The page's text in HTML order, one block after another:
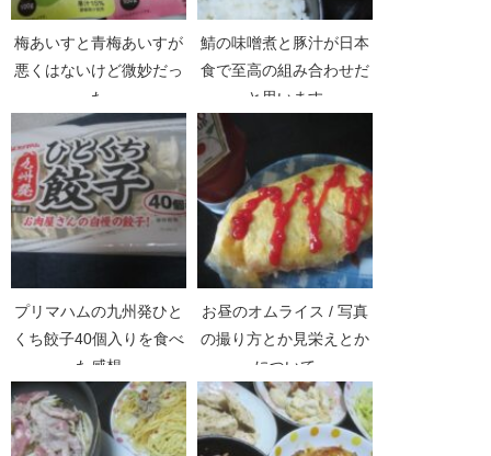
梅あいすと青梅あいすが
悪くはないけど微妙だっ
た
鯖の味噌煮と豚汁が日本
食で至高の組み合わせだ
と思います
プリマハムの九州発ひと
くち餃子40個入りを食べ
た感想
お昼のオムライス / 写真
の撮り方とか見栄えとか
について